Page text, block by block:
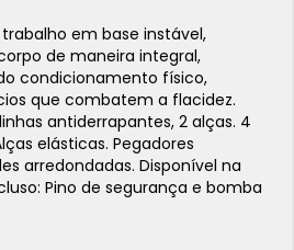
trabalho em base instável,
de maneira integral,
condicionamento físico,
que combatem a flacidez.
antiderrapantes, 2 alças. 4
elásticas. Pegadores
arredondadas. Disponível na
Pino de segurança e bomba